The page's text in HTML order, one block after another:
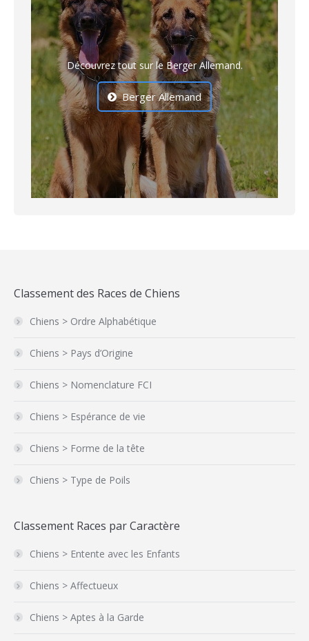
Découvrez tout sur le Berger Allemand.
Berger Allemand
Classement des Races de Chiens
Chiens > Ordre Alphabétique
Chiens > Pays d’Origine
Chiens > Nomenclature FCI
Chiens > Espérance de vie
Chiens > Forme de la tête
Chiens > Type de Poils
Classement Races par Caractère
Chiens > Entente avec les Enfants
Chiens > Affectueux
Chiens > Aptes à la Garde